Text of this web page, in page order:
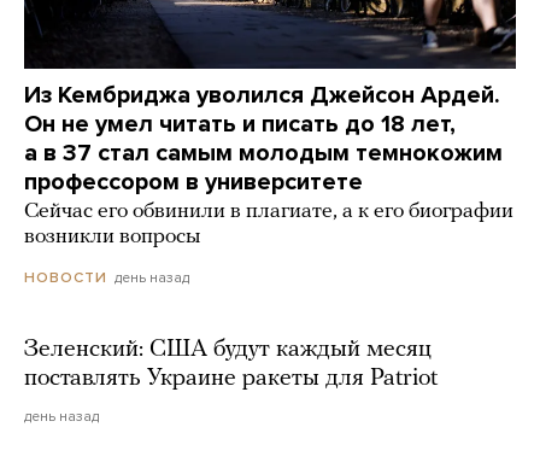
Из Кембриджа уволился Джейсон Ардей.
Он не умел читать и писать до 18 лет,
а в 37 стал самым молодым темнокожим
профессором в университете
Сейчас его обвинили в плагиате, а к его биографии
возникли вопросы
НОВОСТИ день назад
Зеленский: США будут каждый месяц
поставлять Украине ракеты для Patriot
день назад